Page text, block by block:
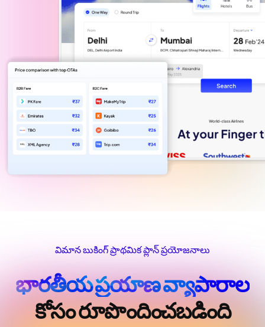
విమాన బుకింగ్ ప్రాథమిక ప్లాన్ ప్రయోజనాలు
భారతీయ ప్రయాణ వ్యాపారాల
కోసం రూపొందించబడింది